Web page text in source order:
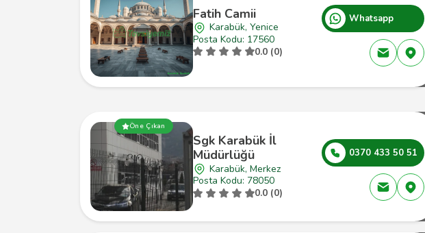
Fatih Camii
Karabük, Yenice
Posta Kodu: 17560
0.0 (0)
Whatsapp
Öne Çıkan
Sgk Karabük İl
Müdürlüğü
Karabük, Merkez
Posta Kodu: 78050
0.0 (0)
0370 433 50 51